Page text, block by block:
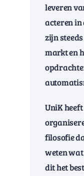
leveren
acteren in
zijn
markt en
UniK
filosofie
weten
dit het